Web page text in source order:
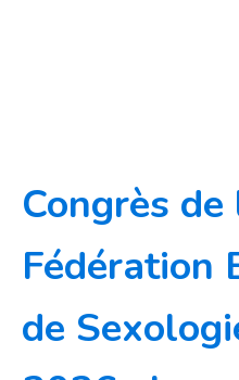
Congrès de
Fédération
de